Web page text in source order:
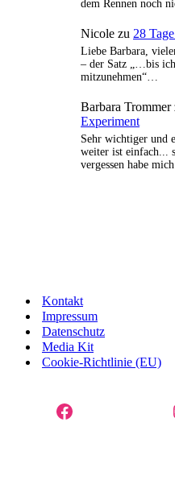
dem Rennen noch
Nicole zu 28
Liebe Barbara,
– der Satz „…bis ich
mitzunehmen“…
Barbara Trommer
Experiment
Sehr wichtiger und
weiter ist einfach...
vergessen habe
Kontakt
Impressum
Datenschutz
Media Kit
Cookie-Richtlinie (EU)
Facebook